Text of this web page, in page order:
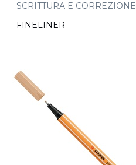
SCRITTURA E CORREZIONE
FINELINER